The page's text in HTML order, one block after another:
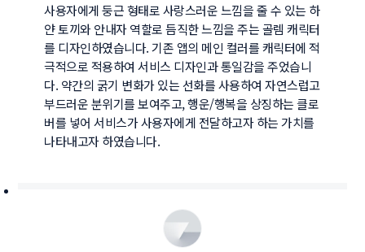
사용자에게 둥근 형태로 사랑스러운 느낌을 줄 수 있는 하
얀 토끼와 안내자 역할로 듬직한 느낌을 주는 골렘 캐릭터
를 디자인하였습니다. 기존 앱의 메인 컬러를 캐릭터에 적
극적으로 적용하여 서비스 디자인과 통일감을 주었습니
다. 약간의 굵기 변화가 있는 선화를 사용하여 자연스럽고
부드러운 분위기를 보여주고, 행운/행복을 상징하는 클로
버를 넣어 서비스가 사용자에게 전달하고자 하는 가치를
나타내고자 하였습니다.